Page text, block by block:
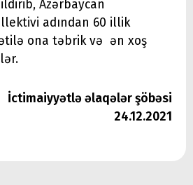
Azərbaycan
adından 60 illik
ona təbrik və ən xoş
İctimaiyyətlə əlaqələr şöbəsi
24.12.2021